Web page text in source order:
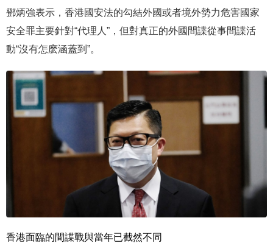
鄧炳強表示，香港國安法的勾結外國或者境外勢力危害國家
安全罪主要針對“代理人”，但對真正的外國間諜從事間諜活
動“沒有怎麽涵蓋到”。
香港面臨的間諜戰與當年已截然不同